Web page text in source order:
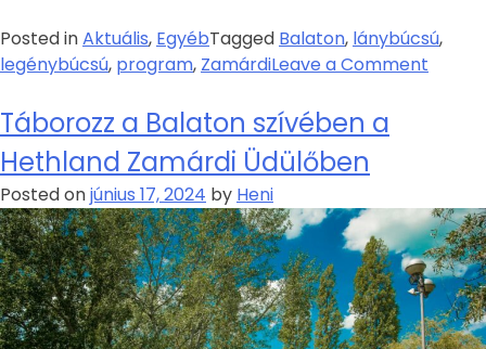
Posted inAktuális, EgyébTagged Balaton, lánybúcsú,
legénybúcsú, program, ZamárdiLeave a Comment
Táborozz a Balaton szívében a
Hethland Zamárdi Üdülőben
Posted onjúnius 17, 2024 by Heni